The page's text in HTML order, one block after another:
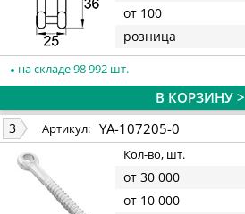
от 100
розница
на складе 98 992 шт.
В КОРЗИНУ >
3 Артикул: YA-107205-0
Кол-во, шт.
от 30 000
от 10 000